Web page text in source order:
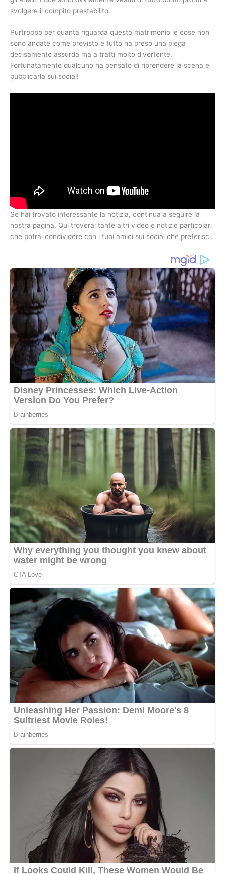
svolgere il compito prestabilito.
Purtroppo per quanta riguarda questo matrimonio le cose non
sono andate come previsto e tutto ha preso una piega
decisamente assurda ma a tratti molto divertente.
Fortunatamente qualcuno ha pensato di riprendere la scena e
pubblicarla sui social!
Se hai trovato interessante la notizia, continua a seguire la
nostra pagina. Qui troverai tante altri video e notizie particolari
che potrai condividere con i tuoi amici sui social che preferisci.